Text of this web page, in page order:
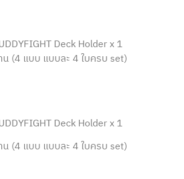
Deck Holder x 1
(4 แบบ แบบละ 4 ใบครบ set)
Deck Holder x 1
น (4 แบบ แบบละ 4 ใบครบ set)